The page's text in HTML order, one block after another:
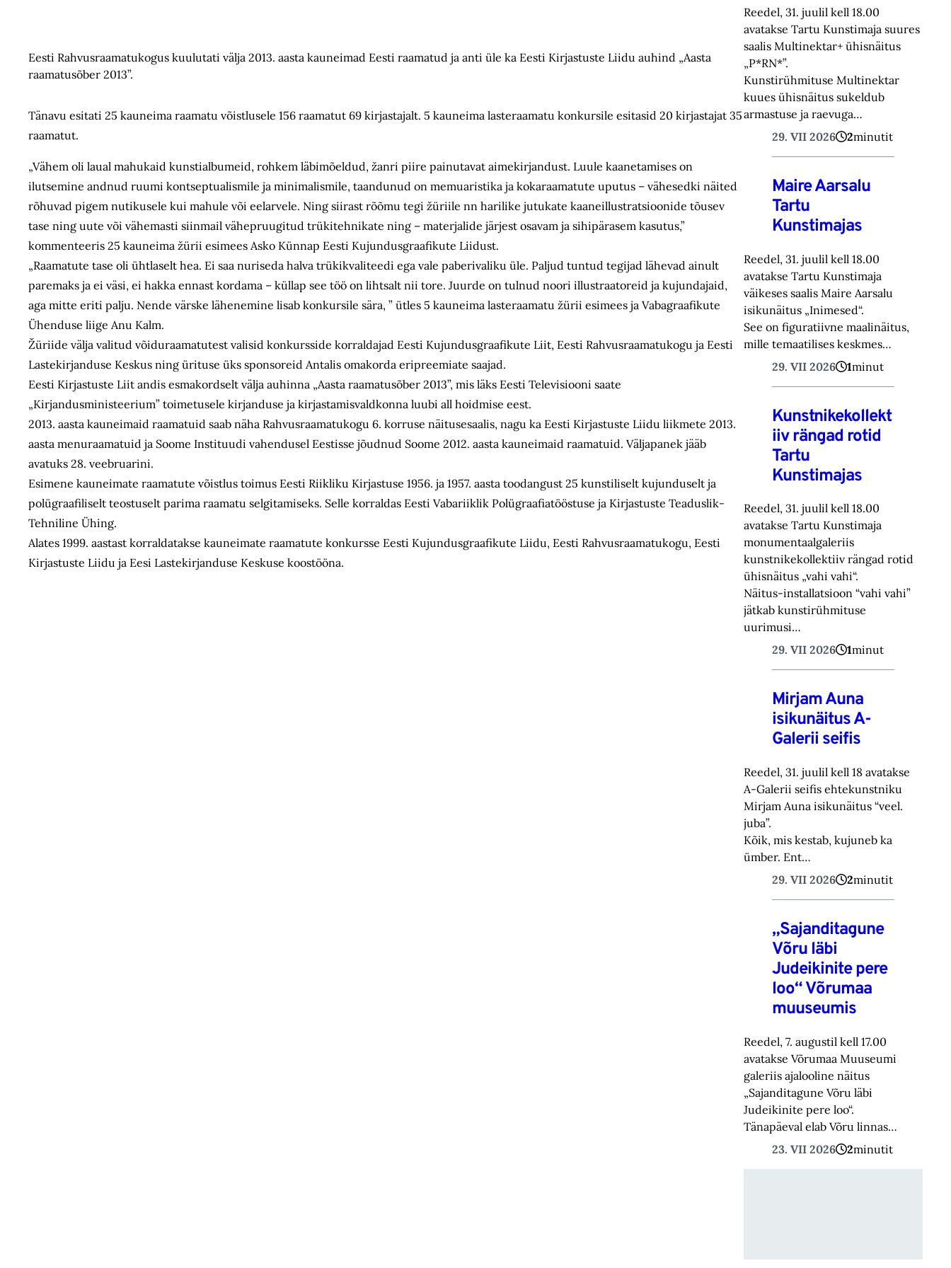
Eesti Rahvusraamatukogus kuulutati välja 2013. aasta kauneimad Eesti raamatud ja anti üle ka Eesti Kirjastuste Liidu auhind „Aasta
raamatusõber 2013”.
Tänavu esitati 25 kauneima raamatu võistlusele 156 raamatut 69 kirjastajalt. 5 kauneima lasteraamatu konkursile esitasid 20 kirjastajat 35
raamatut.
„Vähem oli laual mahukaid kunstialbumeid, rohkem läbimõeldud, žanri piire painutavat aimekirjandust. Luule kaanetamises on
ilutsemine andnud ruumi kontseptualismile ja minimalismile, taandunud on memuaristika ja kokaraamatute uputus – vähesedki näited
rõhuvad pigem nutikusele kui mahule või eelarvele. Ning siirast rõõmu tegi žüriile nn harilike jutukate kaaneillustratsioonide tõusev
tase ning uute või vähemasti siinmail vähepruugitud trükitehnikate ning – materjalide järjest osavam ja sihipärasem kasutus,”
kommenteeris 25 kauneima žürii esimees Asko Künnap Eesti Kujundusgraafikute Liidust.
„Raamatute tase oli ühtlaselt hea. Ei saa nuriseda halva trükikvaliteedi ega vale paberivaliku üle. Paljud tuntud tegijad lähevad ainult
paremaks ja ei väsi, ei hakka ennast kordama – küllap see töö on lihtsalt nii tore. Juurde on tulnud noori illustraatoreid ja kujundajaid,
aga mitte eriti palju. Nende värske lähenemine lisab konkursile sära, ” ütles 5 kauneima lasteraamatu žürii esimees ja Vabagraafikute
Ühenduse liige Anu Kalm.
Žüriide välja valitud võiduraamatutest valisid konkursside korraldajad Eesti Kujundusgraafikute Liit, Eesti Rahvusraamatukogu ja Eesti
Lastekirjanduse Keskus ning ürituse üks sponsoreid Antalis omakorda eripreemiate saajad.
Eesti Kirjastuste Liit andis esmakordselt välja auhinna „Aasta raamatusõber 2013”, mis läks Eesti Televisiooni saate
„Kirjandusministeerium” toimetusele kirjanduse ja kirjastamisvaldkonna luubi all hoidmise eest.
2013. aasta kauneimaid raamatuid saab näha Rahvusraamatukogu 6. korruse näitusesaalis, nagu ka Eesti Kirjastuste Liidu liikmete 2013.
aasta menuraamatuid ja Soome Instituudi vahendusel Eestisse jõudnud Soome 2012. aasta kauneimaid raamatuid. Väljapanek jääb
avatuks 28. veebruarini.
Esimene kauneimate raamatute võistlus toimus Eesti Riikliku Kirjastuse 1956. ja 1957. aasta toodangust 25 kunstiliselt kujunduselt ja
polügraafiliselt teostuselt parima raamatu selgitamiseks. Selle korraldas Eesti Vabariiklik Polügraafiatööstuse ja Kirjastuste Teaduslik-
Tehniline Ühing.
Alates 1999. aastast korraldatakse kauneimate raamatute konkursse Eesti Kujundusgraafikute Liidu, Eesti Rahvusraamatukogu, Eesti
Kirjastuste Liidu ja Eesi Lastekirjanduse Keskuse koostööna.
Reedel, 31. juulil kell 18.00
avatakse Tartu Kunstimaja suures
saalis Multinektar+ ühisnäitus
„P*RN*”.
Kunstirühmituse Multinektar
kuues ühisnäitus sukeldub
armastuse ja raevuga…
29. VII 2026
2minutit
Maire Aarsalu
Tartu
Kunstimajas
Reedel, 31. juulil kell 18.00
avatakse Tartu Kunstimaja
väikeses saalis Maire Aarsalu
isikunäitus „Inimesed“.
See on figuratiivne maalinäitus,
mille temaatilises keskmes…
29. VII 2026
1minut
Kunstnikekollekt
iiv rängad rotid
Tartu
Kunstimajas
Reedel, 31. juulil kell 18.00
avatakse Tartu Kunstimaja
monumentaalgaleriis
kunstnikekollektiiv rängad rotid
ühisnäitus „vahi vahi“.
Näitus-installatsioon “vahi vahi”
jätkab kunstirühmituse
uurimusi…
29. VII 2026
1minut
Mirjam Auna
isikunäitus A-
Galerii seifis
Reedel, 31. juulil kell 18 avatakse
A-Galerii seifis ehtekunstniku
Mirjam Auna isikunäitus “veel.
juba”.
Kõik, mis kestab, kujuneb ka
ümber. Ent…
29. VII 2026
2minutit
„Sajanditagune
Võru läbi
Judeikinite pere
loo“ Võrumaa
muuseumis
Reedel, 7. augustil kell 17.00
avatakse Võrumaa Muuseumi
galeriis ajalooline näitus
„Sajanditagune Võru läbi
Judeikinite pere loo“.
Tänapäeval elab Võru linnas…
23. VII 2026
2minutit